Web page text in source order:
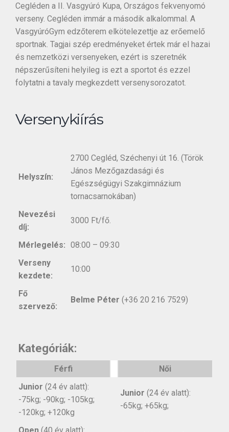
Cegléden a II. Vasgyúró Kupa, Országos fekvenyomó
verseny. Cegléden immár a második alkalommal. A
VasgyúróGym edzőterem elkötelezettje az erőemelő
sportnak. Tagjai szép eredményeket értek már el hazai
és nemzetközi versenyeken, ezért is szeretnék
népszerűsíteni helyileg is ezt a sportot és ezzel
folytatni a tavaly megkezdett versenysorozatot.
Versenykiírás
Helyszín:
2700 Cegléd, Széchenyi út 16. (Török
János Mezőgazdasági és
Egészségügyi Szakgimnázium
tornacsarnokában)
Nevezési
díj:
3000 Ft/fő.
Mérlegelés:
08:00 – 09:30
Verseny
kezdete:
10:00
Fő
szervező:
Belme Péter (+36 20 216 7529)
Kategóriák:
Férfi
Női
Junior (24 év alatt):
-75kg; -90kg; -105kg;
-120kg; +120kg
Junior (24 év alatt):
-65kg; +65kg;